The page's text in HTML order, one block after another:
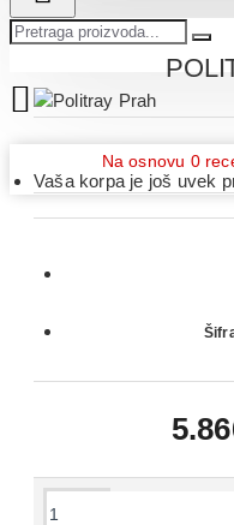
Vaša korpa je još uvek
Na osnovu 0